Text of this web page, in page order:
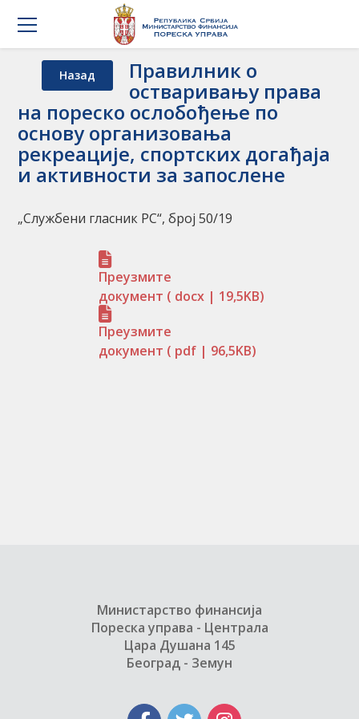
Назад Правилник о
остваривању права
на пореско ослобођење по
основу организовања
рекреације, спортских догађаја
и активности за запослене
„Службени гласник РС“, број 50/19
Преузмите
документ ( docx | 19,5KB)
Преузмите
документ ( pdf | 96,5KB)
Министарство финансија
Пореска управа - Централа
Цара Душана 145
Београд - Земун